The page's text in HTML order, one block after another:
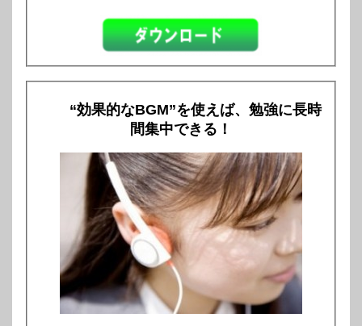
“効果的なBGM”を使えば、勉強に長時
間集中できる！